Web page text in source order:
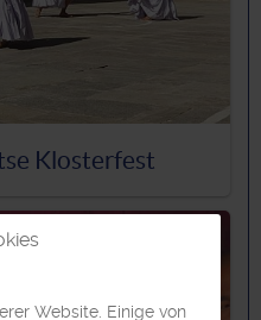
Klosterfest
Website. Einige von